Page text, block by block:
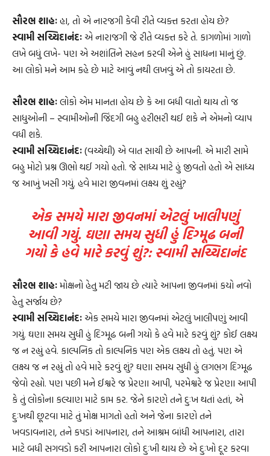
સૌરભ શાહઃહા, તો એ નારજગી કેવી રીતે વ્યક્ત કરતા હોય છે?
સ્વામી સચ્ચિદાનંદઃ એ નારાજગી જે રીતે વ્યક્ત કરે તે. કાગળોમાં ગાળો
લખે બધું લખે- પણ એ અશાંતિને સહન કરવી એને હું સાધના માનું છું.
આ લોકો મને આમ કહે છે માટે આવું નથી લખવું એ તો કાયરતા છે.
સૌરભ શાહઃલોકો એમ માનતા હોય છે કે આ બધી વાતો થાય તો જ
સાધુઓની – સ્વામીઓની જિંદગી બહુ હરીભરી થઈ શકે ને એમનો વ્યાપ
વધી શકે.
સ્વામી સચ્ચિદાનંદઃ(વચ્ચેથી) એ વાત સાચી છે આપની. એ મારી સામે
બહુ મોટો પ્રશ્ન ઊભો થઈ ગયો હતો. જે સાધ્ય માટે હું જીવતો હતો એ સાધ્ય
જ આખું ખસી ગયું. હવે મારા જીવનમાં લક્ષ્ય શું રહ્યું?
એક સમયે મારા જીવનમાં એટલું ખાલીપણું
આવી ગયું. ઘણા સમય સુધી હું દિગ્મૂઢ બની
ગયો કે હવે મારે કરવું શું?: સ્વામી સચ્ચિદાનંદ
સૌરભ શાહઃમોક્ષનો હેતુ મટી જાય છે ત્યારે આપના જીવનમાં કયો નવો
હેતુ સર્જાય છે?
સ્વામી સચ્ચિદાનંદઃ એક સમયે મારા જીવનમાં એટલું ખાલીપણું આવી
ગયું. ઘણા સમય સુધી હું દિગ્મૂઢ બની ગયો કે હવે મારે કરવું શું? કોઈ લક્ષ્ય
જ ન રહ્યું હવે. કાલ્પનિક તો કાલ્પનિક પણ એક લક્ષ્ય તો હતું. પણ એ
લક્ષ્ય જ ન રહ્યું તો હવે મારે કરવું શું? ઘણા સમય સુધી હું લગભગ દિગ્મૂઢ
જેવો રહ્યો. પણ પછી મને ઈશ્વરે જ પ્રેરણા આપી, પરમેશ્વરે જ પ્રેરણા આપી
કે તું લોકોના કલ્યાણ માટે કામ કર. જેને કારણે તને દુઃખ થતાં હતાં, એ
દુઃખથી છૂટવા માટે તું મોક્ષ માગતો હતો અને જેના કારણે તને
ખવડાવનારા, તને કપડાં આપનારા, તને આશ્રમ બાંધી આપનારા, તારા
માટે બધી સગવડો કરી આપનારા લોકો દુઃખી થાય છે એ દુઃખો દૂર કરવા